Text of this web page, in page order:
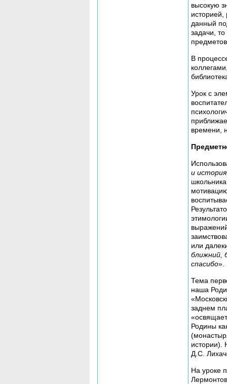
высокую
данный
задачи,
В
Урок с
времени,
и
или
ближний,
спасибо».
Тема
наша
заднем
Родины
истории).
Д.С.
На уроке